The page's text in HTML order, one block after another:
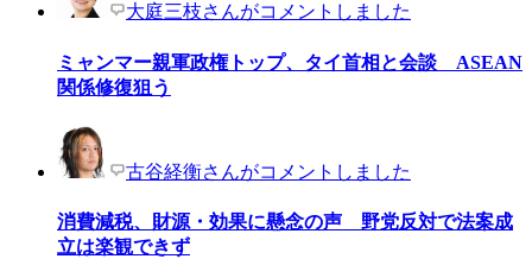
大庭三枝さんがコメントしました
ミャンマー親軍政権トップ、タイ首相と会談 ASEAN
関係修復狙う
古谷経衡さんがコメントしました
消費減税、財源・効果に懸念の声 野党反対で法案成
立は楽観できず